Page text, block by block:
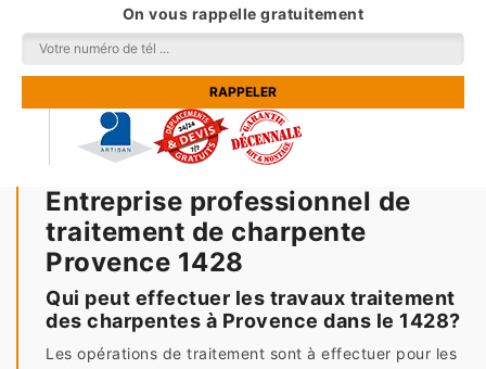
On vous rappelle gratuitement
Entreprise professionnel de
traitement de charpente
Provence 1428
Qui peut effectuer les travaux traitement
des charpentes à Provence dans le 1428?
Les opérations de traitement sont à effectuer pour les